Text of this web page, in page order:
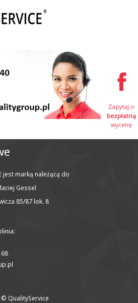
jest marką należącą do
Gessel
85/87 lok. 8
© QualityService